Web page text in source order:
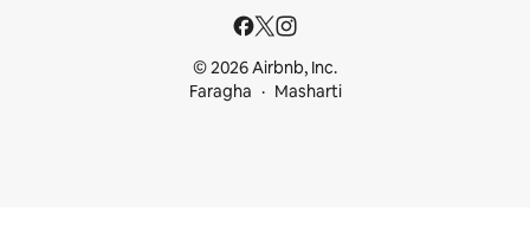
© 2026 Airbnb, Inc.
Faragha
Masharti